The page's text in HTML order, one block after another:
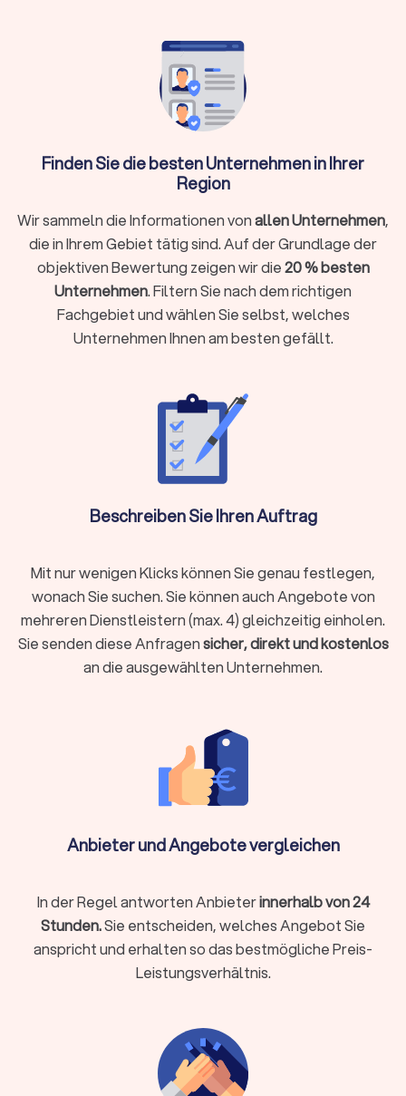
Dämmstoffen) – ohne nasse Baustoffe und lange
Trocknungszeiten. So entstehennicht tragende
Decken und Verkleidungen schnell, sauber und flexibel.
Ein erfahrener Trockenbauer sorgt dafür, dass alle
Arbeitsschritte präzise aufeinander abgestimmt sind – von
fachgerechten Spachtelung. Professionelle Betriebe
Systemvorgaben der Hersteller
Schall-, Wärme- und Brandschutzanforderungen und
dokumentieren ihre Leistungen für Gewährleistung und
Versicherung.
Leistungen eines Trockenbauers in
Schwalmtal (Nordrhein-Westfalen)
Typische Leistungen eines Trockenbauers sind unter
Planung des Raumkonzepts und Aufmaß:
Abstimmung von Maßen, Leitungswegen und
Unterkonstruktionen, Beplankung:
Nicht tragende Trennwände, Vorwandinstallationen:
Abgehängte Decken:Platz für Elektrik, Dämmung und
Beleuchtung.
Schallschutz, Wärmedämmung, Brandschutz:
Systemgerechte Ausführung nach Zulassung.
Trockenestriche, Dachschrägenausbau:Schnelle,
saubere Lösungen ohne Trocknungszeiten.
Kosten für Trockenbau in Schwalmtal
(Nordrhein-Westfalen)
abgerechnet. Standardleistungen liegen häufig zwischen
€ und 80 € pro m², inklusive Material und Montage.
B. F90)oder Technik könnenbis zu 120 € pro m² oder mehr
kosten.
Einflussfaktoren
Installationen und Einbauten
Schall- und Brandschutzklasse
Q1–Q4)
Finden Sie die besten Unternehmen in Ihrer
Region
Wir sammeln die Informationen vonallen Unternehmen,
die in Ihrem Gebiet tätig sind. Auf der Grundlage der
objektiven Bewertung zeigen wir die20 % besten
Unternehmen. Filtern Sie nach dem richtigen
Fachgebiet und wählen Sie selbst, welches
Unternehmen Ihnen am besten gefällt.
Beschreiben Sie Ihren Auftrag
Mit nur wenigen Klicks können Sie genau festlegen,
wonach Sie suchen. Sie können auch Angebote von
mehreren Dienstleistern (max. 4) gleichzeitig einholen.
Sie senden diese Anfragensicher, direkt und kostenlos
an die ausgewählten Unternehmen.
Anbieter und Angebote vergleichen
In der Regel antworten Anbieterinnerhalb von 24
Stunden.Sie entscheiden, welches Angebot Sie
anspricht und erhalten so das bestmögliche Preis-
Leistungsverhältnis.